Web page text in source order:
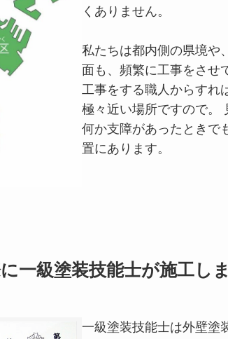
くありません。
私たちは都内側の県境や
面も、頻繁に工事をさせ
工事をする職人からすれ
極々近い場所ですので。
何か支障があったときで
置にあります。
一級塗装技能士が施工し
一級塗装技能士は外壁塗